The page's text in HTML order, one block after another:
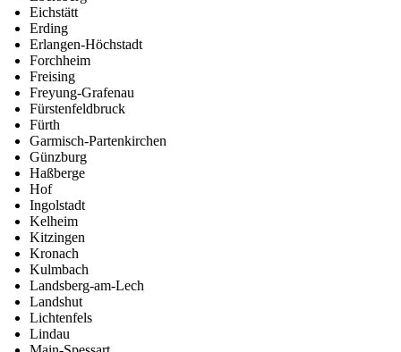
Eichstätt
Erding
Erlangen-Höchstadt
Forchheim
Freising
Freyung-Grafenau
Fürstenfeldbruck
Fürth
Garmisch-Partenkirchen
Günzburg
Haßberge
Hof
Ingolstadt
Kelheim
Kitzingen
Kronach
Kulmbach
Landsberg-am-Lech
Landshut
Lichtenfels
Lindau